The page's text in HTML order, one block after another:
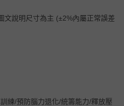
文說明尺寸為主 (±2%內屬正常誤差
練/預防腦力退化/統籌能力/釋放壓